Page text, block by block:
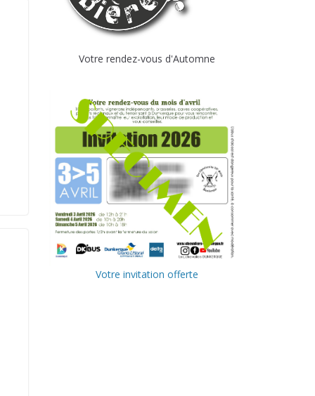
Votre rendez-vous d'Automne
Votre invitation offerte